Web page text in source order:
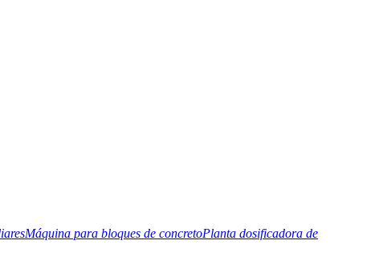
Máquina para bloques de concretoPlanta dosificadora de